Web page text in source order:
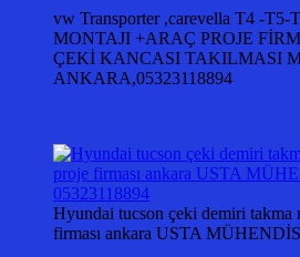
vw Transporter ,carevella T4 -
MONTAJI +ARAÇ PROJE
ÇEKİ KANCASI TAKILMASI
ANKARA,05323118894
Hyundai tucson çeki demiri takma
firması ankara USTA